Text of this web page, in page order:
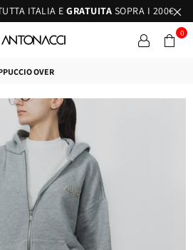
ITALIA EGRATUITA SOPRA I 200€
ANTONACCI
0
OVER